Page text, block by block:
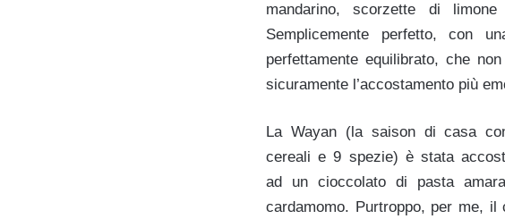
mandarino, scorzette di
Semplicemente perfetto, con
perfettamente equilibrato, che
sicuramente l’accostamento più
La Wayan (la saison di casa
cereali e 9 spezie) è stata
ad un cioccolato di pasta
cardamomo. Purtroppo, per me, il